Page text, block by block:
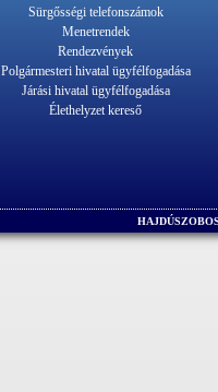
Sürgősségi telefonszámok
Menetrendek
Rendezvények
Polgármesteri hivatal ügyfélfogadása
Járási hivatal ügyfélfogadása
Élethelyzet kereső